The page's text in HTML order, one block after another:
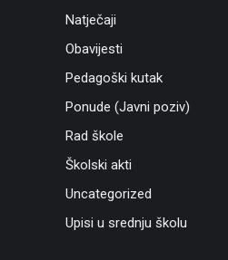
Natječaji
Obavijesti
Pedagoški kutak
Ponude (Javni poziv)
Rad škole
Školski akti
Uncategorized
Upisi u srednju školu